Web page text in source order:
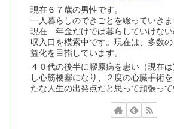
現在６７歳の男性です。
一人暮らしのできごとを綴っていきま
現在 年金だけでは暮らしていけない
収入口を模索中です。現在は、多数
益化を目指しています。
４０代の後半に膠原病を患い（現在
し心筋梗塞になり、２度の心臓手術
たな人生の出発点だと思って頑張って